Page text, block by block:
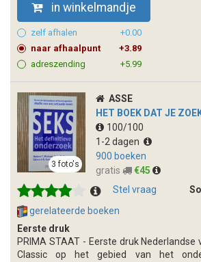
in winkelmandje
zelf afhalen
+0.00
naar afhaalpunt
+3.89
adreszending
+5.99
ASSE
HET BOEK DAT JE
100/100
1-2 dagen
900 boeken
gratis
€45
3 foto's
Stel vraag
gerelateerde boeken
Eerste druk
PRIMA STAAT - Eerste druk
Classic op het gebied van het